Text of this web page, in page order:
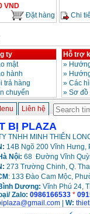
VND
Đặt hàng Chi
ty
mật
hành
trả hàng
chuyển
Hỗ trợ
»
»
» Các
» Sơ
Liên hệ
BỊ PLAZA
TNHH MINH THIÊN
14B Ngõ 200 Vĩnh Hưng,
Nội: 68 Đường Vĩnh
273 Trường Chinh, Q.
: 133 Đào Cam Mộc,
Dương: Vĩnh Phú 24,
Zalo: 0986166533 *
W: